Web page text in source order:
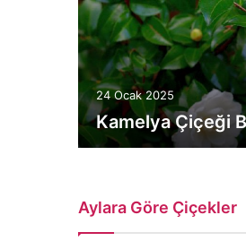
24 Ocak 2025
Kamelya Çiçeği
Aylara Göre Çiçekler